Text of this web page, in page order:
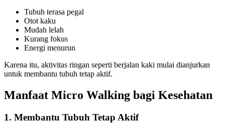
Tubuh terasa pegal
Otot kaku
Mudah lelah
Kurang fokus
Energi menurun
Karena itu, aktivitas ringan seperti berjalan kaki mulai dianjurkan
untuk membantu tubuh tetap aktif.
Manfaat Micro Walking bagi Kesehatan
1. Membantu Tubuh Tetap Aktif